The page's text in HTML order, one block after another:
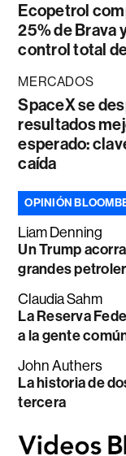
Ecopetrol
25% de Brava
control total
MERCADOS
SpaceX se
resultados
esperado:
caída
OPINIÓN
Liam Denning
Un Trump
grandes
Claudia Sahm
La Reserva
a la gente
John Authers
La historia de
tercera